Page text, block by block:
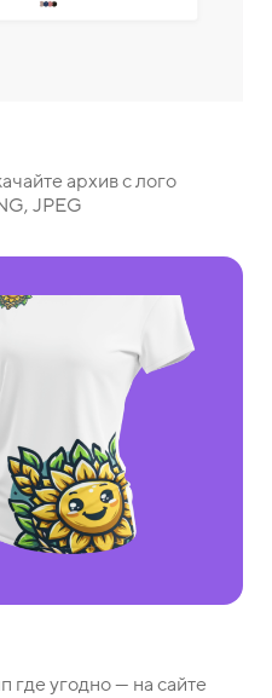
архив с лого
JPEG
где угодно — на сайте